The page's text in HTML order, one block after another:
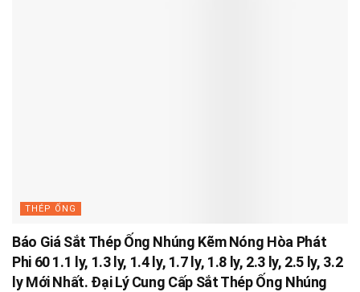
THÉP ỐNG
Báo Giá Sắt Thép Ống Nhúng Kẽm Nóng Hòa Phát
Phi 60 1.1 ly, 1.3 ly, 1.4 ly, 1.7 ly, 1.8 ly, 2.3 ly, 2.5 ly, 3.2
ly Mới Nhất. Đại Lý Cung Cấp Sắt Thép Ống Nhúng